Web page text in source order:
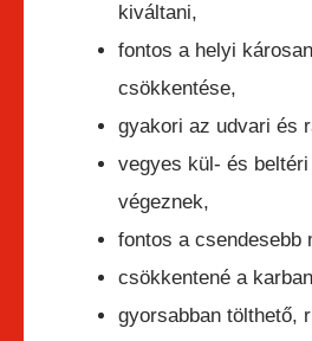
kiváltani,
fontos a helyi
csökkentése,
gyakori az udvari és
vegyes kül- és
végeznek,
fontos a csendesebb
csökkentené a
gyorsabban tölthető,